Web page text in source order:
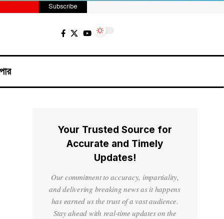
Subscribe
Your Trusted Source for
Accurate and Timely
Updates!
Our commitment to accuracy, impartiality,
and delivering breaking news as it happens
has earned us the trust of a vast audience.
Stay ahead with real-time updates on the